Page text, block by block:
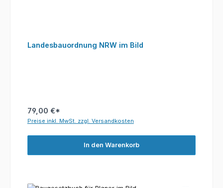
Landesbauordnung NRW im Bild
79,00 €*
Preise inkl. MwSt. zzgl. Versandkosten
In den Warenkorb